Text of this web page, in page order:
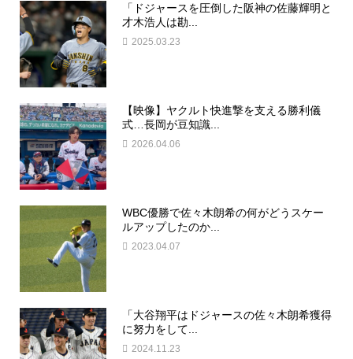
「ドジャースを圧倒した阪神の佐藤輝明と
才木浩人は勘...
2025.03.23
【映像】ヤクルト快進撃を支える勝利儀
式…長岡が豆知識...
2026.04.06
WBC優勝で佐々木朗希の何がどうスケー
ルアップしたのか...
2023.04.07
「大谷翔平はドジャースの佐々木朗希獲得
に努力をして...
2024.11.23